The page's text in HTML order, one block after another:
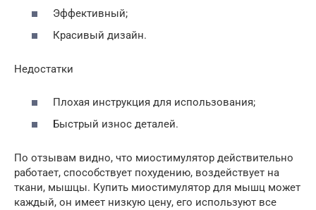
Эффективный;
Красивый дизайн.
Недостатки
Плохая инструкция для использования;
Быстрый износ деталей.
По отзывам видно, что миостимулятор действительно
работает, способствует похудению, воздействует на
ткани, мышцы. Купить миостимулятор для мышц может
каждый, он имеет низкую цену, его используют все